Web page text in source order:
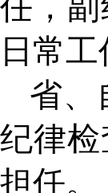
任，
日常
省、
纪律
担任。